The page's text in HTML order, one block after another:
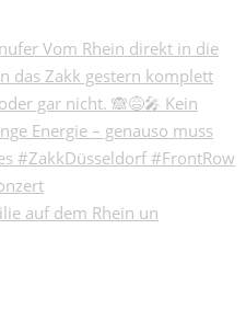
auf dem Rhein un